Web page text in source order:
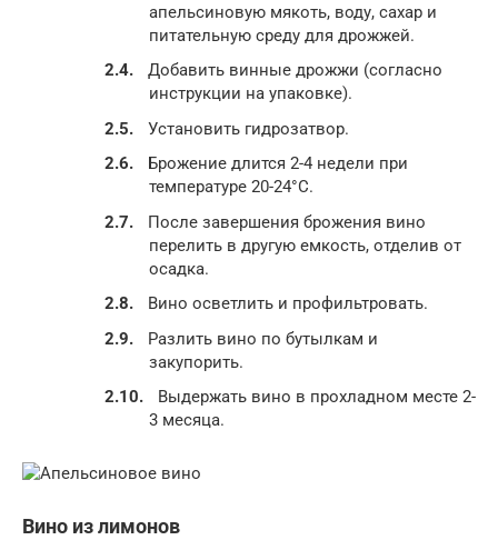
апельсиновую мякоть, воду, сахар и
питательную среду для дрожжей.
Добавить винные дрожжи (согласно
инструкции на упаковке).
Установить гидрозатвор.
Брожение длится 2-4 недели при
температуре 20-24°C.
После завершения брожения вино
перелить в другую емкость, отделив от
осадка.
Вино осветлить и профильтровать.
Разлить вино по бутылкам и
закупорить.
Выдержать вино в прохладном месте 2-
3 месяца.
Вино из лимонов